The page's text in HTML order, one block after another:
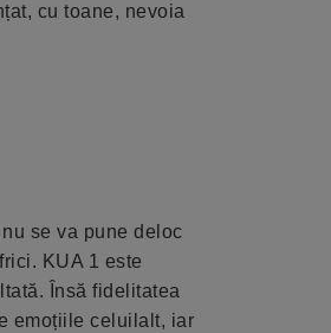
cu toane, nevoia
se va pune deloc
KUA 1 este
Însă fidelitatea
emoțiile celuilalt, iar